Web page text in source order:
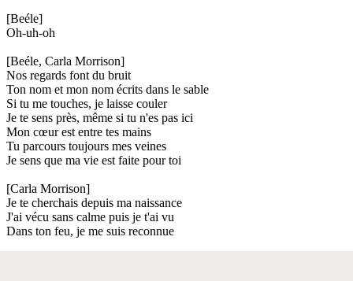
[Beéle]
Oh-uh-oh
[Beéle, Carla Morrison]
Nos regards font du bruit
Ton nom et mon nom écrits dans le sable
Si tu me touches, je laisse couler
Je te sens près, même si tu n'es pas ici
Mon cœur est entre tes mains
Tu parcours toujours mes veines
Je sens que ma vie est faite pour toi
[Carla Morrison]
Je te cherchais depuis ma naissance
J'ai vécu sans calme puis je t'ai vu
Dans ton feu, je me suis reconnue